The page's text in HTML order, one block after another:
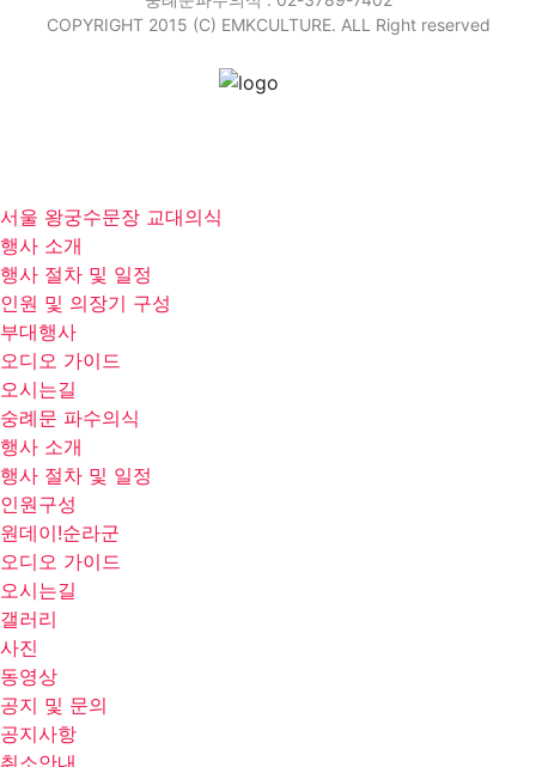
COPYRIGHT 2015 (C) EMKCULTURE. ALL Right reserved
서울 왕궁수문장 교대의식
행사 소개
행사 절차 및 일정
인원 및 의장기 구성
부대행사
오디오 가이드
오시는길
숭례문 파수의식
행사 소개
행사 절차 및 일정
인원구성
원데이!순라군
오디오 가이드
오시는길
갤러리
사진
동영상
공지 및 문의
공지사항
취소안내